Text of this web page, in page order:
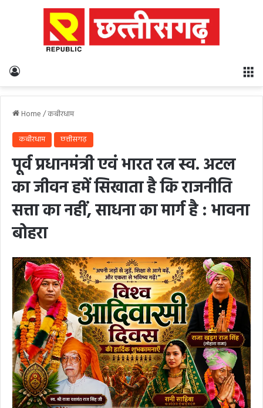
Home/कबीरधाम
कबीरधाम छत्तीसगढ़
पूर्व प्रधानमंत्री एवं भारत रत्न स्व. अटल
का जीवन हमें सिखाता है कि राजनीति
सत्ता का नहीं, साधना का मार्ग है : भावना
बोहरा